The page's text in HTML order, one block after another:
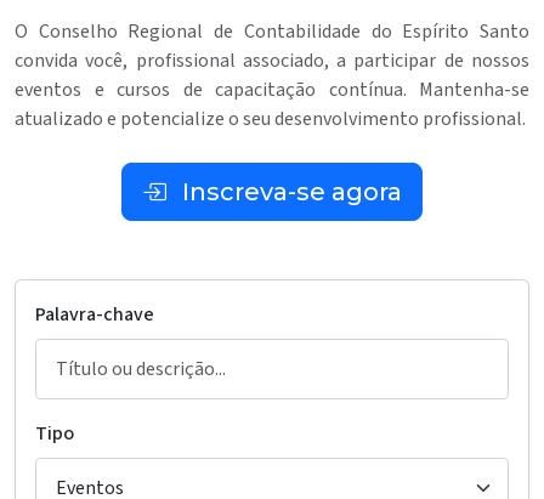
O Conselho Regional de Contabilidade do Espírito Santo
convida você, profissional associado, a participar de nossos
eventos e cursos de capacitação contínua. Mantenha-se
atualizado e potencialize o seu desenvolvimento profissional.
Inscreva-se agora
Palavra-chave
Tipo